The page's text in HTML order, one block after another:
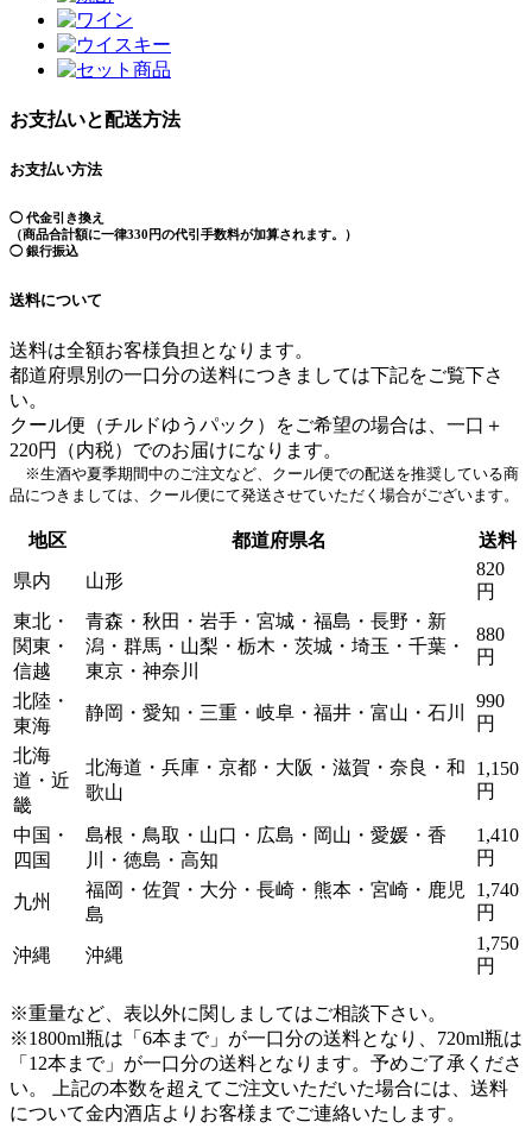
お支払いと配送方法
お支払い方法
◯ 代金引き換え
（商品合計額に一律330円の代引手数料が加算されます。）
◯ 銀行振込
送料について
送料は全額お客様負担となります。
都道府県別の一口分の送料につきましては下記をご覧下さ
い。
クール便（チルドゆうパック）をご希望の場合は、一口＋
220円（内税）でのお届けになります。
※生酒や夏季期間中のご注文など、クール便での配送を推奨している商
品につきましては、クール便にて発送させていただく場合がございます。
地区 都道府県名
送料
県内
山形
820
円
東北・
関東・
信越
青森・秋田・岩手・宮城・福島・長野・新
潟・群馬・山梨・栃木・茨城・埼玉・千葉・
東京・神奈川
880
円
北陸・
東海
静岡・愛知・三重・岐阜・福井・富山・石川
990
円
北海
道・近
畿
北海道・兵庫・京都・大阪・滋賀・奈良・和
歌山
1,150
円
中国・
四国
島根・鳥取・山口・広島・岡山・愛媛・香
川・徳島・高知
1,410
円
九州
福岡・佐賀・大分・長崎・熊本・宮崎・鹿児
島
1,740
円
沖縄 沖縄
1,750
円
※重量など、表以外に関しましてはご相談下さい。
※1800ml瓶は「6本まで」が一口分の送料となり、720ml瓶は
「12本まで」が一口分の送料となります。 予めご了承くださ
い。 上記の本数を超えてご注文いただいた場合には、送料
について金内酒店よりお客様までご連絡いたします。